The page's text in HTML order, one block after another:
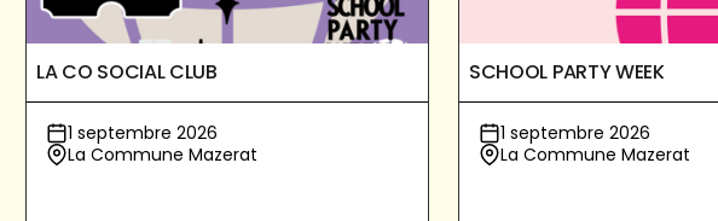
LA CO SOCIAL CLUB
1 septembre 2026
La Commune Mazerat
SCHOOL PARTY WEEK
1 septembre 2026
La Commune Mazerat